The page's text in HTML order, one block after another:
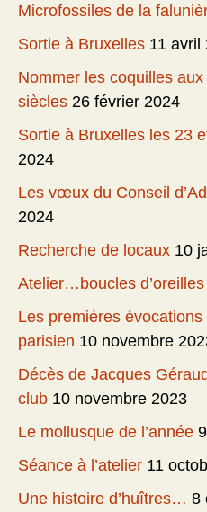
Microfossiles de la
Sortie à Bruxelles 11 avril
Nommer les coquilles aux
siècles 26 février 2024
Sortie à Bruxelles les 23
2024
Les vœux du Conseil
2024
Recherche de locaux 10
Atelier…boucles d’oreilles
Les premières
parisien 10 novembre
Décès de Jacques
club 10 novembre 2023
Le mollusque de l’année
Séance à l’atelier 11
Une histoire d’huîtres… 8